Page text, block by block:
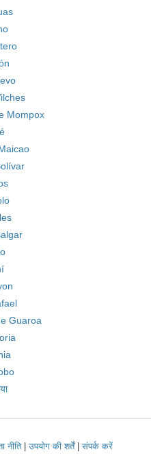
Mompox
Guaroa
नीति|उपयोग की शर्तें|संपर्क करें